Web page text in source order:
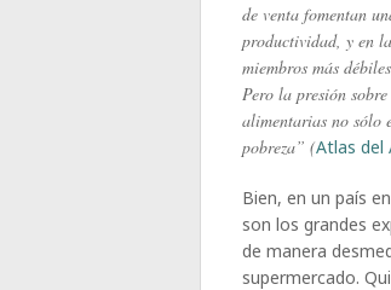
de venta fomentan
productividad, y en
miembros más
Pero la presión
alimentarias no sólo
pobreza” (Atlas del
Bien, en un país
son los grandes
de manera
supermercado.